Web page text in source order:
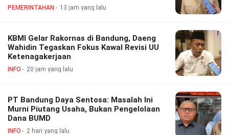
PEMERINTAHAN 13 jam yang lalu
KBMI Gelar Rakornas di Bandung, Daeng
Wahidin Tegaskan Fokus Kawal Revisi UU
Ketenagakerjaan
INFO 20 jam yang lalu
PT Bandung Daya Sentosa: Masalah Ini
Murni Piutang Usaha, Bukan Pengelolaan
Dana BUMD
INFO 2 hari yang lalu